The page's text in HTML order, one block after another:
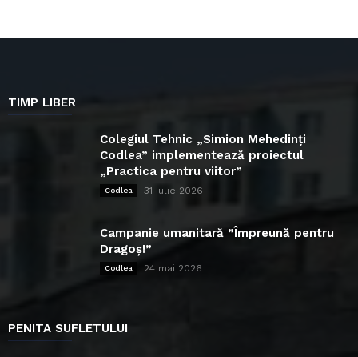
TIMP LIBER
Colegiul Tehnic „Simion Mehedinți
Codlea” implementează proiectul
„Practica pentru viitor”
Codlea 31 iulie 2026
Campanie umanitară ”Împreună pentru
Dragoș!”
Codlea 24 mai 2026
PENITA SUFLETULUI